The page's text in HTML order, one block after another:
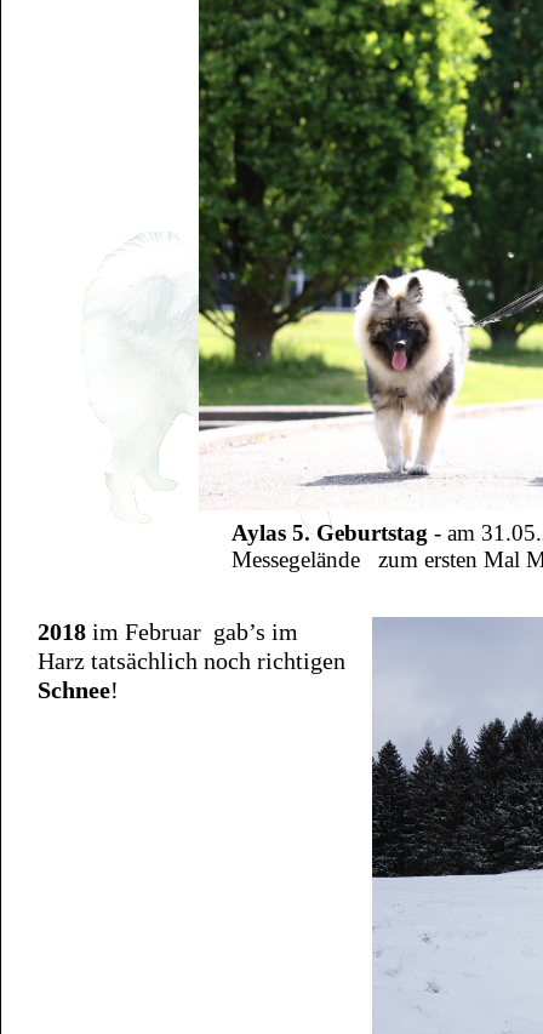
Aylas 5. Geburtstag - am
Messegelände zum ersten Mal
2018 im Februar gab’s im
Harz tatsächlich noch richtigen
Schnee!